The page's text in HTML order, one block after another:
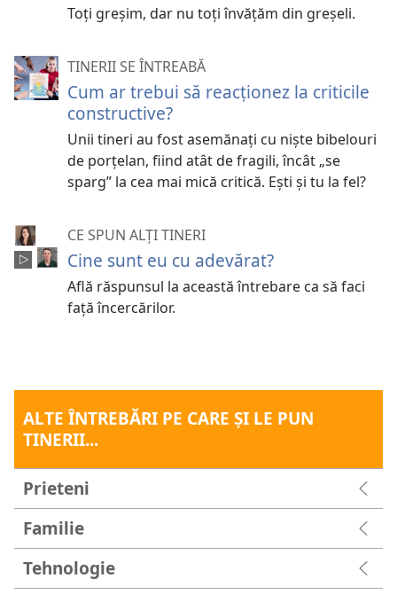
Toți greșim, dar nu toți învățăm din greșeli.
TINERII SE ÎNTREABĂ
Cum ar trebui să reacționez la criticile
constructive?
Unii tineri au fost asemănați cu niște bibelouri
de porțelan, fiind atât de fragili, încât „se
sparg” la cea mai mică critică. Ești și tu la fel?
CE SPUN ALȚI TINERI
Cine sunt eu cu adevărat?
Află răspunsul la această întrebare ca să faci
față încercărilor.
ALTE ÎNTREBĂRI PE CARE ŞI LE PUN
TINERII...
Prieteni
Familie
Tehnologie